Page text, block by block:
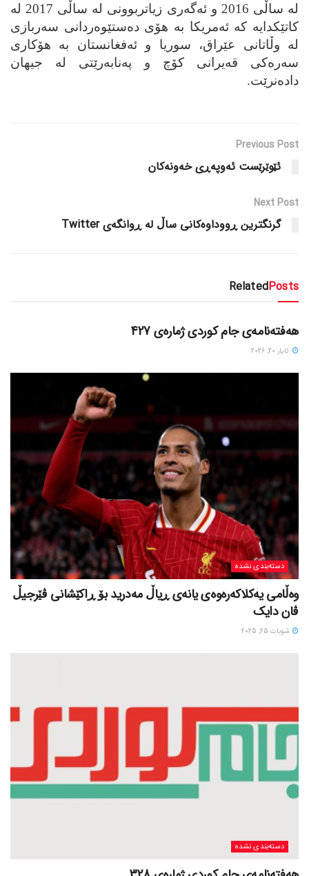
له‌ ساڵی 2016 و ئه‌گه‌ری زیاتربوونی له‌ ساڵی 2017 له‌
کاتێکدایه‌ که‌ ئه‌مریکا به‌ هۆی ده‌ستێوه‌ردانی سه‌ربازی
له‌ وڵاتانی عێراق، سوریا و ئه‌فغانستان به‌ هۆکاری
سه‌ره‌کی قه‌یرانی کۆچ و په‌نابه‌رێتی له‌ جیهان
داده‌نرێت.
Previous Post
ئێوێرێست ئه‌وپه‌ڕی خه‌ونه‌کان
Next Post
گرنگترین ڕووداوه‌کانی ساڵ له‌ ڕوانگه‌ی Twitter
RelatedPosts
دسته‌بندی نشده
هەفتەنامەی جام کوردی ژمارەی 427
ئایار 20, 2026
دسته‌بندی نشده
وەڵامی یەکلاکەرەوەی یانەی ڕیاڵ مەدرید بۆ ڕاکێشانی ڤێرجیڵ
ڤان دایک
شوبات 25, 2025
دسته‌بندی نشده